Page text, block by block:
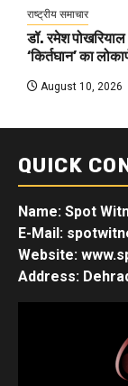
राष्ट्रीय समाचार
डॉ. रमेश
‘किर्तघान’ का
August 10, 2026
QUICK
Name: Spot
E-Mail:
Website:
Address: